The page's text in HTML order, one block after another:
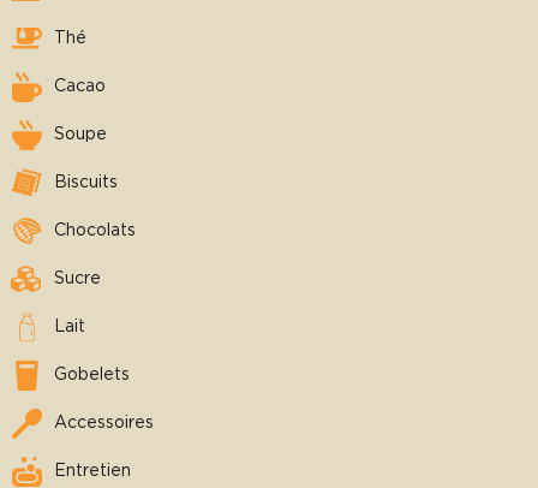
Thé
Cacao
Soupe
Biscuits
Chocolats
Sucre
Lait
Gobelets
Accessoires
Entretien